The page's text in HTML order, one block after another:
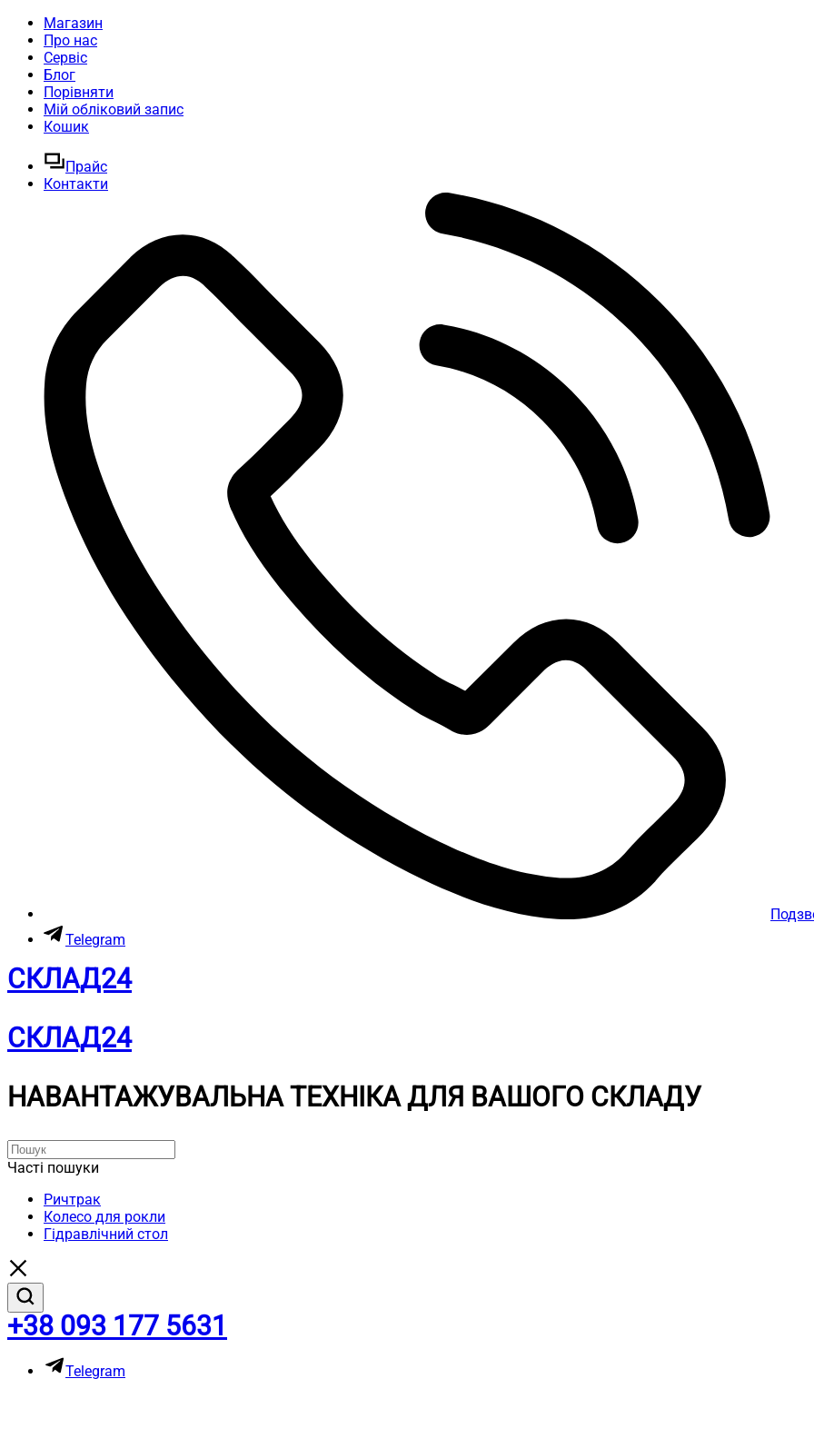
Магазин
Про нас
Сервіс
Блог
Порівняти
Мій обліковий запис
Кошик
Прайс
Контакти
Telegram
СКЛАД24
СКЛАД24
НАВАНТАЖУВАЛЬНА ТЕХНІКА ДЛЯ ВАШОГО СКЛАДУ
Часті пошуки
Ричтрак
Колесо для рокли
Гідравлічний стол
+38 093 177 5631
Telegram